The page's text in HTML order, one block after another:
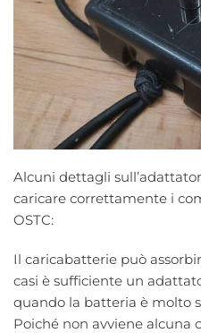
Alcuni dettagli
caricare correttamente i
OSTC:
Il caricabatterie può
casi è sufficiente un
quando la batteria è molto
Poiché non avviene alcuna